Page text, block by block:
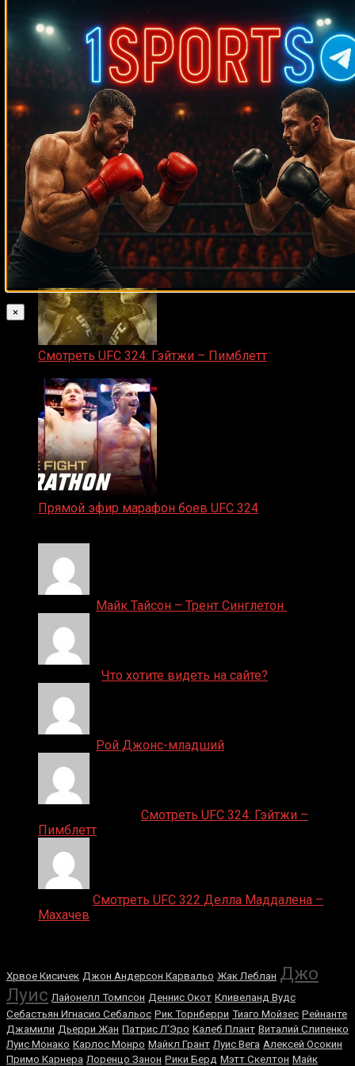
Zuffa Boxing 2 Valenzuela vs. Torres прямой эфир
31.01.2026
Прямой эфир марафон боев UFC 325
31.01.2026
Смотреть UFC 324: Гэйтжи – Пимблетт
Прямой эфир марафон боев UFC 324
Майк Тайсон – Трент Синглетон
Что хотите видеть на сайте?
Рой Джонс-младший
Смотреть UFC 324: Гэйтжи –
Пимблетт
Смотреть UFC 322 Делла Маддалена –
Махачев
Хрвое Кисичек Джон Андерсон Карвальо Жак Леблан Джо
Луис Лайонелл Томпсон Деннис Окот Кливеланд Вудс
Себастьян Игнасио Себальос Рик Торнберри Тиаго Мойзес Рейнанте
Джамили Дьерри Жан Патрис Л’Эро Калеб Плант Виталий Слипенко
Луис Монако Карлос Монро Майкл Грант Луис Вега Алексей Осокин
Примо Карнера Лоренцо Занон Рики Берд Мэтт Скелтон Майк
×